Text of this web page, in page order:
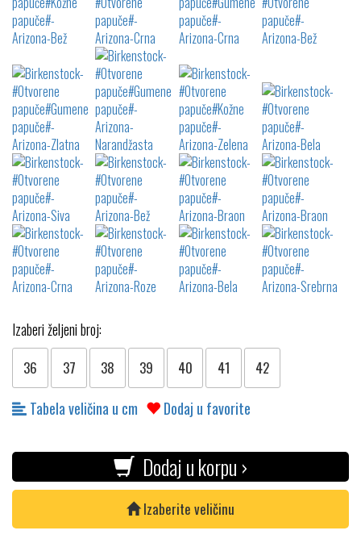
Izaberi željeni broj:
36 37 38 39 40 41 42
Tabela veličina u cm Dodaj u favorite
Dodaj u korpu ›
Izaberite veličinu